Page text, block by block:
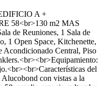
A +
58<br>130 m2 MAS
de Reuniones, 1 Sala de
1 Open Space, Kitchenette,
Acondicionado Central, Piso
del
con vistas a la